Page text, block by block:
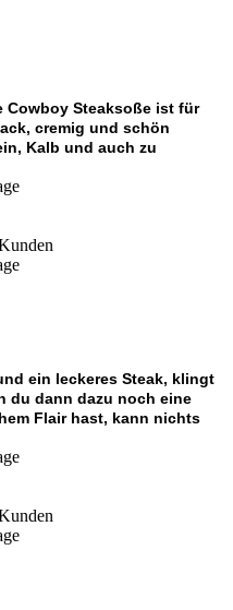
Cowboy Steaksoße ist für
cremig und schön
Kalb und auch zu
ein leckeres Steak, klingt
du dann dazu noch eine
Flair hast, kann nichts